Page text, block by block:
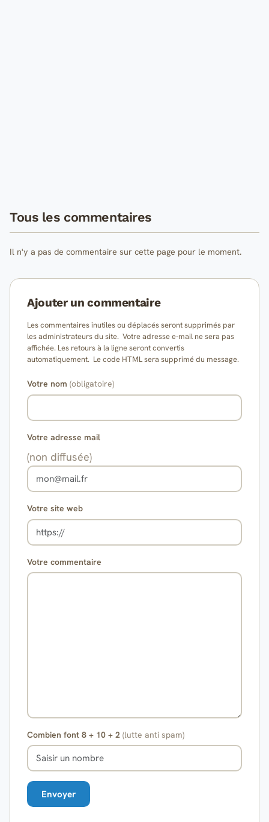
Tous les commentaires
Il n'y a pas de commentaire sur cette page pour le moment.
Ajouter un commentaire
Les commentaires inutiles ou déplacés seront supprimés par
les administrateurs du site. Votre adresse e-mail ne sera pas
affichée. Les retours à la ligne seront convertis
automatiquement. Le code HTML sera supprimé du message.
Votre nom (obligatoire)
Votre adresse mail
(non diffusée)
Votre site web
Votre commentaire
Combien font 8 + 10 + 2 (lutte anti spam)